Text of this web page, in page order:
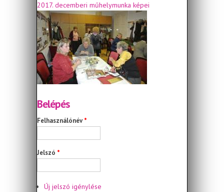
2017. decemberi műhelymunka képei
Belépés
Felhasználónév*
Jelszó *
Új jelszó igénylése